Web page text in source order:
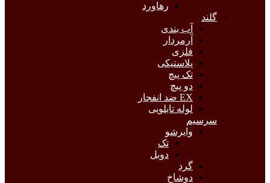
رهاورد
گلند
آب بندی
آرمردار
فلزی
پلاستیکی
تک پیچ
دو پیچ
EX ضد انفجار
لوله تابلویی
سرسیم
وایرشو
تک
دوبل
گرد
دوشاخ